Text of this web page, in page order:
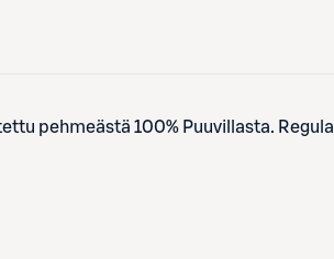
pehmeästä 100% Puuvillasta.